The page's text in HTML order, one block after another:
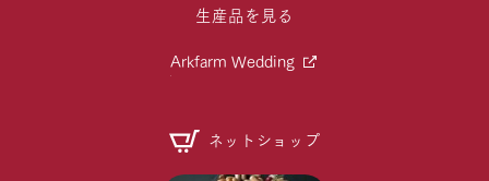
生産品を見る
Arkfarm Wedding
ネットショップ